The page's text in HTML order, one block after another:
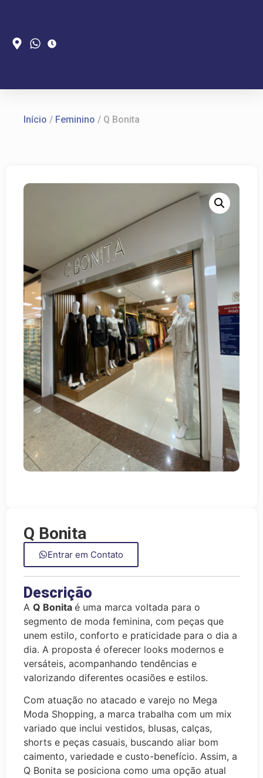
Início / Feminino / Q Bonita
Q Bonita
Entrar em Contato
Descrição
A Q Bonita é uma marca voltada para o
segmento de moda feminina, com peças que
unem estilo, conforto e praticidade para o dia a
dia. A proposta é oferecer looks modernos e
versáteis, acompanhando tendências e
valorizando diferentes ocasiões e estilos.
Com atuação no atacado e varejo no Mega
Moda Shopping, a marca trabalha com um mix
variado que inclui vestidos, blusas, calças,
shorts e peças casuais, buscando aliar bom
caimento, variedade e custo-benefício. Assim, a
Q Bonita se posiciona como uma opção atual